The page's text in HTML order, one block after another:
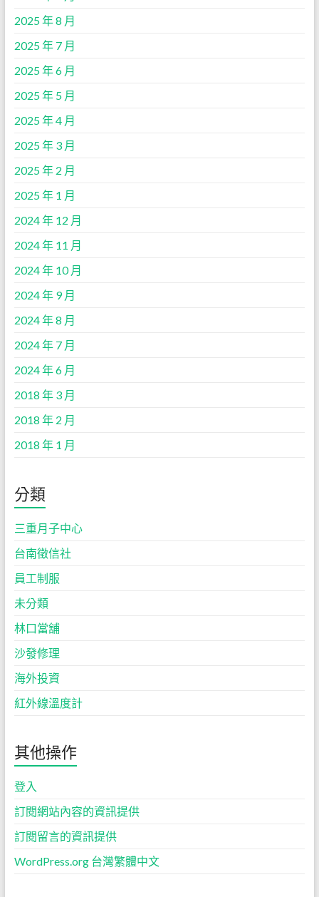
2025 年 8 月
2025 年 7 月
2025 年 6 月
2025 年 5 月
2025 年 4 月
2025 年 3 月
2025 年 2 月
2025 年 1 月
2024 年 12 月
2024 年 11 月
2024 年 10 月
2024 年 9 月
2024 年 8 月
2024 年 7 月
2024 年 6 月
2018 年 3 月
2018 年 2 月
2018 年 1 月
分類
三重月子中心
台南徵信社
員工制服
未分類
林口當舖
沙發修理
海外投資
紅外線溫度計
其他操作
登入
訂閱網站內容的資訊提供
訂閱留言的資訊提供
WordPress.org 台灣繁體中文